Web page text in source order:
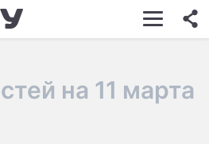
ШОУ-БИЗНЕС
КИНО
на 11 марта